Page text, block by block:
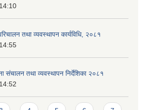
तथा व्यवस्थापन कार्यविधि, २०८१
संचालन तथा व्यवस्थापन निर्देशिका २०८१